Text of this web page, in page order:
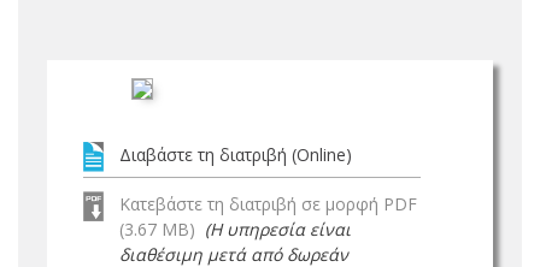
Διαβάστε τη διατριβή (Online)
Κατεβάστε τη διατριβή σε μορφή PDF
(3.67 MB) (Η υπηρεσία είναι
διαθέσιμη μετά από δωρεάν